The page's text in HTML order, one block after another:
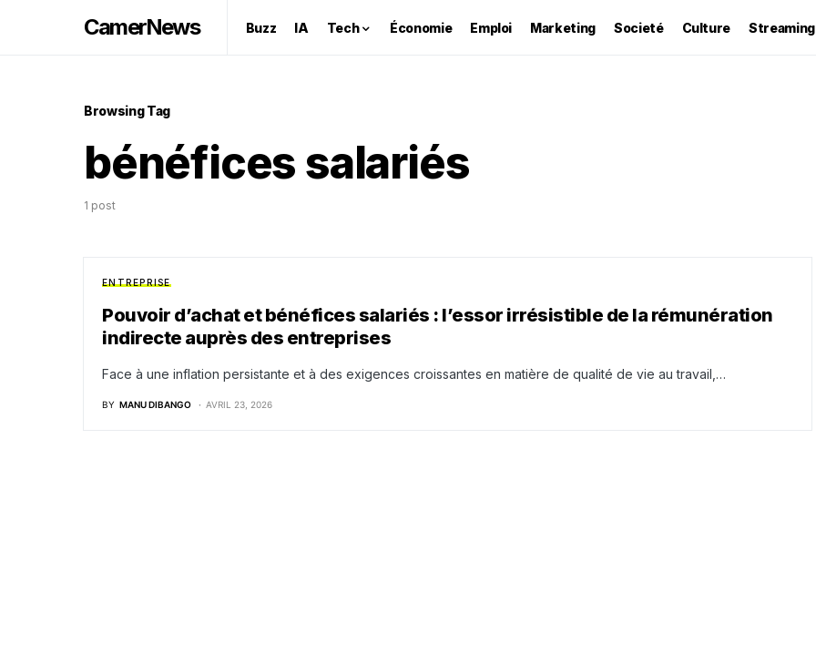
CamerNews Buzz IA Tech Économie Emploi Marketing Societé Culture Streaming
Browsing Tag
bénéfices salariés
1 post
ENTREPRISE
Pouvoir d’achat et bénéfices salariés : l’essor irrésistible de la rémunération
indirecte auprès des entreprises
Face à une inflation persistante et à des exigences croissantes en matière de qualité de vie au travail,…
BY MANU DIBANGO AVRIL 23, 2026